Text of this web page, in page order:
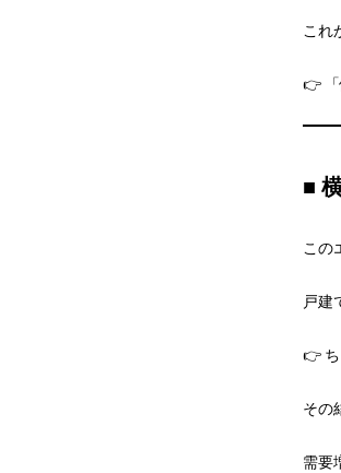
これ
👉
■
この
戸建
👉
その
需要